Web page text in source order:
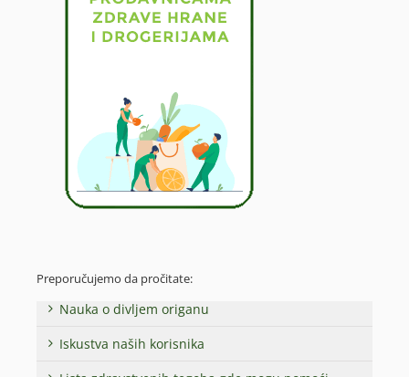
Preporučujemo da pročitate:
Nauka o divljem origanu
Iskustva naših korisnika